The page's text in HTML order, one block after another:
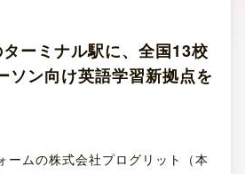
ーミナル駅に、全国13校
ソン向け英語学習新拠点を
ームの株式会社プログリット（本